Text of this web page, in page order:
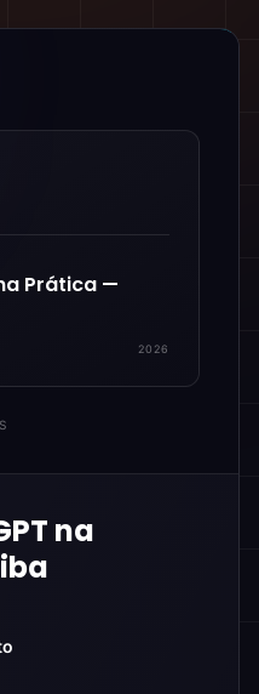
Prática —
2026
na